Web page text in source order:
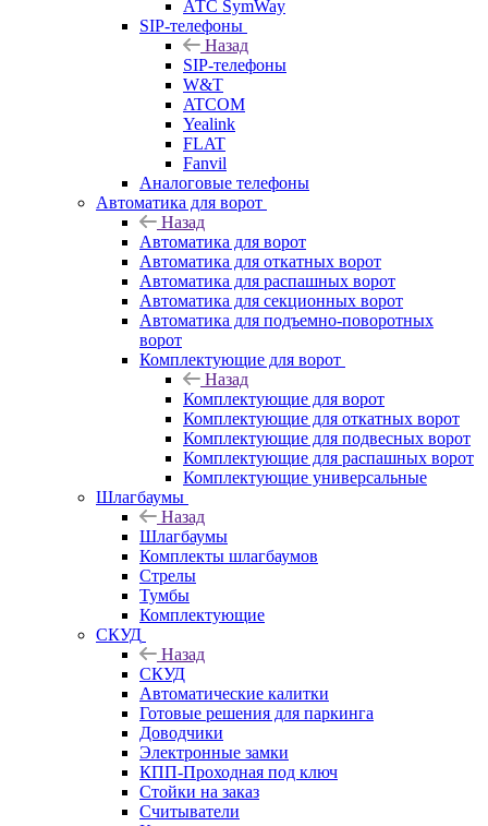
АТС SymWay
SIP-телефоны
Назад
SIP-телефоны
W&T
ATCOM
Yealink
FLAT
Fanvil
Аналоговые телефоны
Автоматика для ворот
Назад
Автоматика для ворот
Автоматика для откатных ворот
Автоматика для распашных ворот
Автоматика для секционных ворот
Автоматика для подъемно-поворотных
ворот
Комплектующие для ворот
Назад
Комплектующие для ворот
Комплектующие для откатных ворот
Комплектующие для подвесных ворот
Комплектующие для распашных ворот
Комплектующие универсальные
Шлагбаумы
Назад
Шлагбаумы
Комплекты шлагбаумов
Стрелы
Тумбы
Комплектующие
СКУД
Назад
СКУД
Автоматические калитки
Готовые решения для паркинга
Доводчики
Электронные замки
КПП-Проходная под ключ
Стойки на заказ
Считыватели